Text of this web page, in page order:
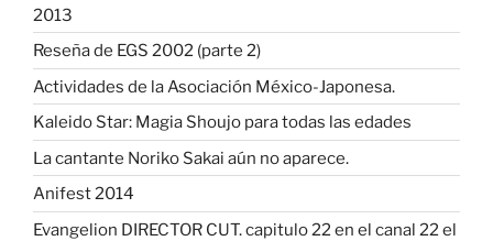
2013
Reseña de EGS 2002 (parte 2)
Actividades de la Asociación México-Japonesa.
Kaleido Star: Magia Shoujo para todas las edades
La cantante Noriko Sakai aún no aparece.
Anifest 2014
Evangelion DIRECTOR CUT. capitulo 22 en el canal 22 el